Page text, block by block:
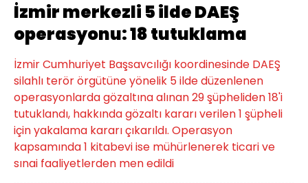
İzmir merkezli 5 ilde DAEŞ
operasyonu: 18 tutuklama
İzmir Cumhuriyet Başsavcılığı koordinesinde DAEŞ
silahlı terör örgütüne yönelik 5 ilde düzenlenen
operasyonlarda gözaltına alınan 29 şüpheliden 18'i
tutuklandı, hakkında gözaltı kararı verilen 1 şüpheli
için yakalama kararı çıkarıldı. Operasyon
kapsamında 1 kitabevi ise mühürlenerek ticari ve
sınai faaliyetlerden men edildi